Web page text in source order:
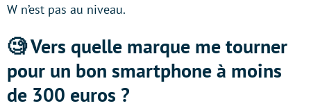
W n’est pas au niveau.
🧐 Vers quelle marque me tourner
pour un bon smartphone à moins
de 300 euros ?